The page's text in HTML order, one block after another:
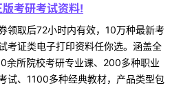
考研考试资料!
领取后72小时内有效，10万种最新考
考证类电子打印资料任你选。涵盖全
余所院校考研专业课、200多种职业
试、1100多种经典教材，产品类型包